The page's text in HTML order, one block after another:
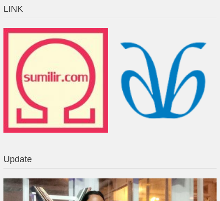
LINK
Update